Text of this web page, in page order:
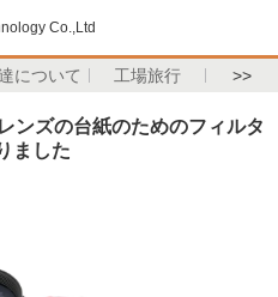
Co.,Ltd
について 工場旅行 >>
ンズの台紙のためのフィルタ
ました